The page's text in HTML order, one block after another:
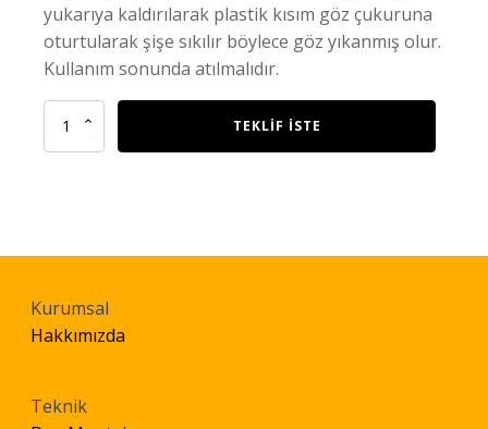
yukarıya kaldırılarak plastik kısım göz çukuruna
oturtularak şişe sıkılır böylece göz yıkanmış olur.
Kullanım sonunda atılmalıdır.
Gim
TEKLIF İSTE
Kurumsal
Hakkımızda
Teknik